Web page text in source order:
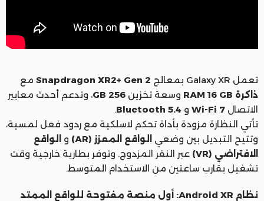
تعمل Galaxy XR بمعالج Snapdragon XR2+ Gen 2 مع
ذاكرة RAM 16 GB
وسعة تخزين 256 GB
، وتدعم أحدث معايير
الاتصال Wi-Fi 7 و Bluetooth 5.4
.
تأتي النظارة مزودة بأداة تحكم لاسلكية مع ردود فعل لمسية،
وتتيح التبديل بين وضعي
الواقع المعزز (AR) و
الواقع
الافتراضي (VR)
عبر النقر المزدوج. وتوفر بطارية خارجية وقت
تشغيل يقارب ساعتين من الاستخدام المتوسط.
نظام Android XR: أول منصة مفتوحة للواقع الممتد